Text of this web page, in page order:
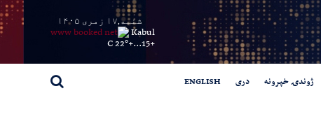
شنبه,۱۷ زمری ۱۴۰۵
Kabul
+
15...
+
22° C
ژوندۍ خپرونه دری ENGLISH